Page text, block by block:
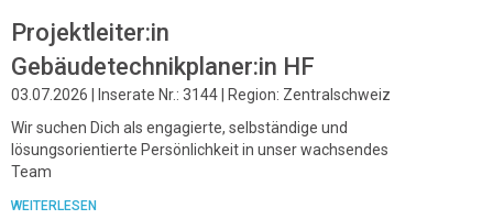
Projektleiter:in
Gebäudetechnikplaner:in HF
03.07.2026 | Inserate Nr.: 3144 | Region: Zentralschweiz
Wir suchen Dich als engagierte, selbständige und
lösungsorientierte Persönlichkeit in unser wachsendes
Team
WEITERLESEN